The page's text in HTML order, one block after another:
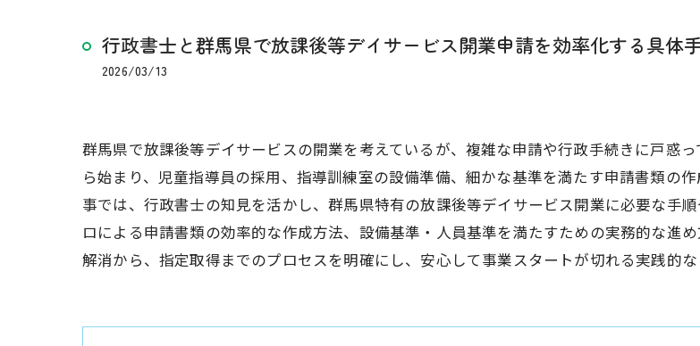
行政書士と群馬県で放課後等デイサービス開業申請を効率化する具体
2026/03/13
群馬県で放課後等デイサービスの開業を考えているが、複雑な申請や行政手続きに戸惑
ら始まり、児童指導員の採用、指導訓練室の設備準備、細かな基準を満たす申請書類の
事では、行政書士の知見を活かし、群馬県特有の放課後等デイサービス開業に必要な手
ロによる申請書類の効率的な作成方法、設備基準・人員基準を満たすための実務的な進
解消から、指定取得までのプロセスを明確にし、安心して事業スタートが切れる実践的な